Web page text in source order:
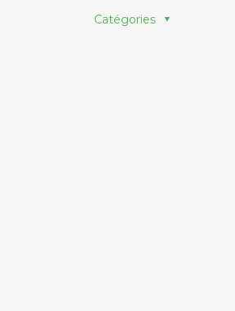
Catégories